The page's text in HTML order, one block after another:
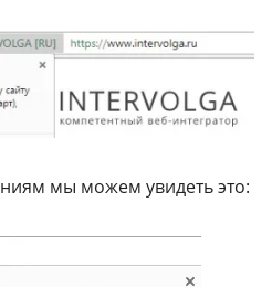
мы можем увидеть это: